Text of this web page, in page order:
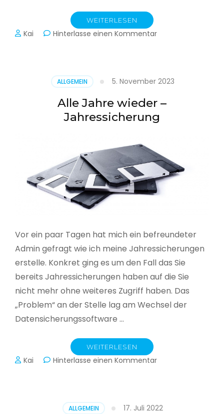
WEITERLESEN
Kai Hinterlasse einen Kommentarzu
ALLGEMEIN 5. November 2023
Alle Jahre wieder –
Jahressicherung
Vor ein paar Tagen hat mich ein befreundeter
Admin gefragt wie ich meine Jahressicherungen
erstelle. Konkret ging es um den Fall das Sie
bereits Jahressicherungen haben auf die Sie
nicht mehr ohne weiteres Zugriff haben. Das
„Problem“ an der Stelle lag am Wechsel der
Datensicherungssoftware …
WEITERLESEN
Kai Hinterlasse einen Kommentarzu
ALLGEMEIN 17. Juli 2022